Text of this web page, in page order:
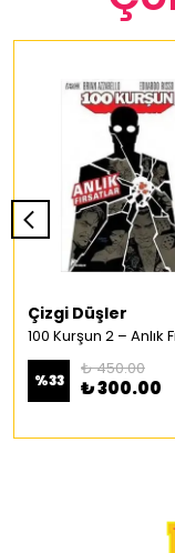
Çizgi Düşler
%33
₺ 450.00
₺ 300.00